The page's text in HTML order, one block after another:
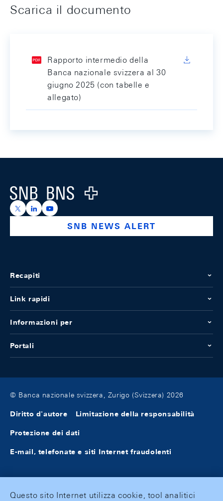
Scarica il documento
Rapporto intermedio della
Banca nazionale svizzera al 30
giugno 2025 (con tabelle e
allegato)
Logo
https://x.com/snb_bns
https://ch.linkedin.com/company/swiss-national-
https://www.youtube.com/@swissnationalbank
SNB NEWS ALERT
Recapiti
Link rapidi
Informazioni per
Portali
© Banca nazionale svizzera, Zurigo (Svizzera) 2026
Diritto d'autore Limitazione della responsabilità
Protezione dei dati
E-mail, telefonate e siti Internet fraudolenti
Questo sito Internet utilizza cookie, tool analitici